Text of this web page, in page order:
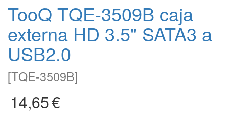
TooQ TQE-3509B caja
externa HD 3.5" SATA3 a
USB2.0
[TQE-3509B]
14,65€